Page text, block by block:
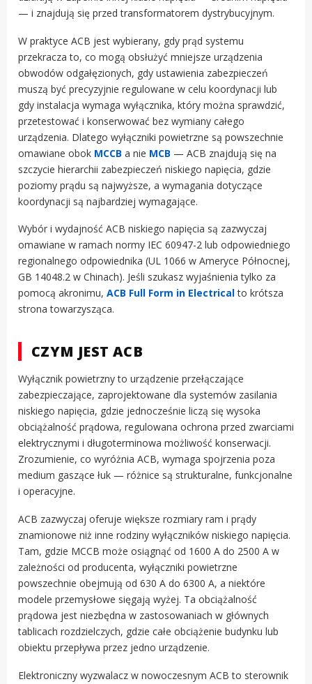
— i znajdują się przed transformatorem dystrybucyjnym.
W praktyce ACB jest wybierany, gdy prąd systemu
przekracza to, co mogą obsłużyć mniejsze urządzenia
obwodów odgałęzionych, gdy ustawienia zabezpieczeń
muszą być precyzyjnie regulowane w celu koordynacji lub
gdy instalacja wymaga wyłącznika, który można sprawdzić,
przetestować i konserwować bez wymiany całego
urządzenia. Dlatego wyłączniki powietrzne są powszechnie
omawiane obok MCCB a nie MCB — ACB znajdują się na
szczycie hierarchii zabezpieczeń niskiego napięcia, gdzie
poziomy prądu są najwyższe, a wymagania dotyczące
koordynacji są najbardziej wymagające.
Wybór i wydajność ACB niskiego napięcia są zazwyczaj
omawiane w ramach normy IEC 60947-2 lub odpowiedniego
regionalnego odpowiednika (UL 1066 w Ameryce Północnej,
GB 14048.2 w Chinach). Jeśli szukasz wyjaśnienia tylko za
pomocą akronimu, ACB Full Form in Electricalto krótsza
strona towarzysząca.
CZYM JEST ACB
Wyłącznik powietrzny to urządzenie przełączające
zabezpieczające, zaprojektowane dla systemów zasilania
niskiego napięcia, gdzie jednocześnie liczą się wysoka
obciążalność prądowa, regulowana ochrona przed zwarciami
elektrycznymi i długoterminowa możliwość konserwacji.
Zrozumienie, co wyróżnia ACB, wymaga spojrzenia poza
medium gaszące łuk — różnice są strukturalne, funkcjonalne
i operacyjne.
ACB zazwyczaj oferuje większe rozmiary ram i prądy
znamionowe niż inne rodziny wyłączników niskiego napięcia.
Tam, gdzie MCCB może osiągnąć od 1600 A do 2500 A w
zależności od producenta, wyłączniki powietrzne
powszechnie obejmują od 630 A do 6300 A, a niektóre
modele przemysłowe sięgają wyżej. Ta obciążalność
prądowa jest niezbędna w zastosowaniach w głównych
tablicach rozdzielczych, gdzie całe obciążenie budynku lub
obiektu przepływa przez jedno urządzenie.
Elektroniczny wyzwalacz w nowoczesnym ACB to sterownik